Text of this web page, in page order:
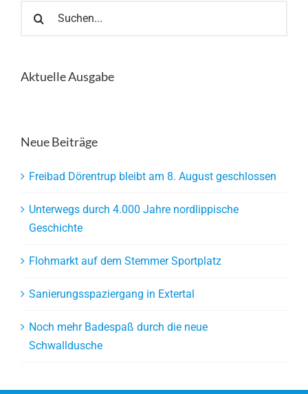
nach:
Aktuelle Ausgabe
Neue Beiträge
Freibad Dörentrup bleibt am 8. August geschlossen
Unterwegs durch 4.000 Jahre nordlippische
Geschichte
Flohmarkt auf dem Stemmer Sportplatz
Sanierungsspaziergang in Extertal
Noch mehr Badespaß durch die neue
Schwalldusche